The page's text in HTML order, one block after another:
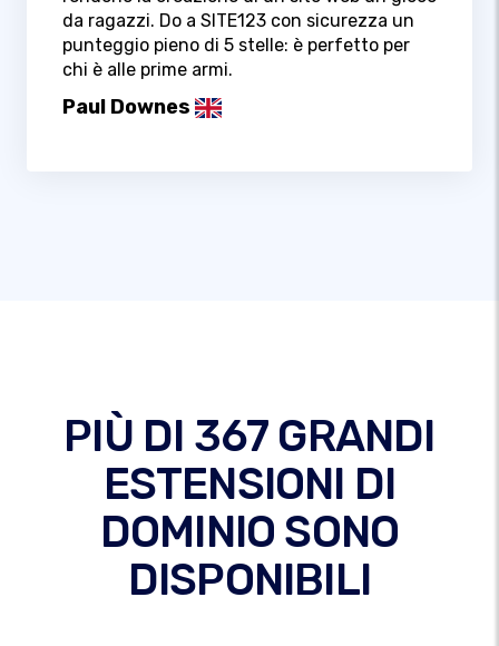
da ragazzi. Do a SITE123 con sicurezza un
punteggio pieno di 5 stelle: è perfetto per
chi è alle prime armi.
Paul Downes
PIÙ DI 367 GRANDI
ESTENSIONI DI
DOMINIO SONO
DISPONIBILI